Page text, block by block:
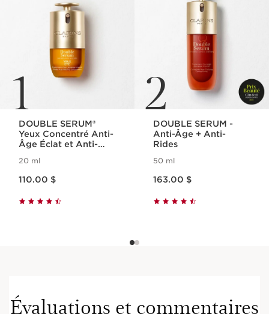
1
DOUBLE SERUM®
Yeux Concentré Anti-
Âge Éclat et Anti-
20 ml
110.00 $
2
DOUBLE SERUM -
Anti-Âge + Anti-
Rides
50 ml
163.00 $
Évaluations et commentaires